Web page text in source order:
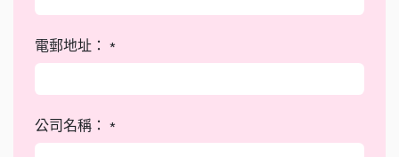
電郵地址： *
公司名稱： *